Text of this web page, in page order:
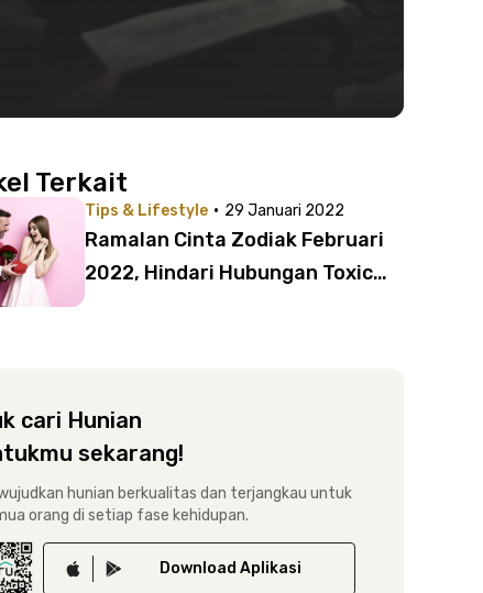
Terkait
Tips & Lifestyle · 29 Januari 2022
Ramalan Cinta Zodiak Februari
2022, Hindari Hubungan Toxic
cari Hunian
sekarang!
hunian berkualitas dan terjangkau untuk
orang di setiap fase kehidupan.
Download Aplikasi